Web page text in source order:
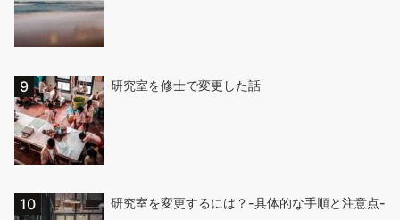
研究室を修士で変更した話
研究室を変更するには？-具体的な手順と注意点-